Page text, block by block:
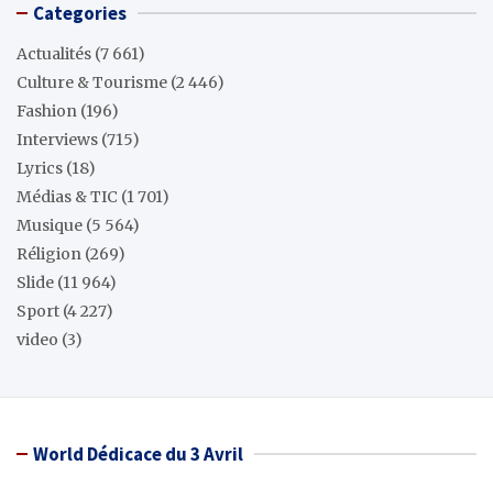
Categories
Actualités (7 661)
Culture & Tourisme (2 446)
Fashion (196)
Interviews (715)
Lyrics (18)
Médias & TIC (1 701)
Musique (5 564)
Réligion (269)
Slide (11 964)
Sport (4 227)
video (3)
World Dédicace du 3 Avril